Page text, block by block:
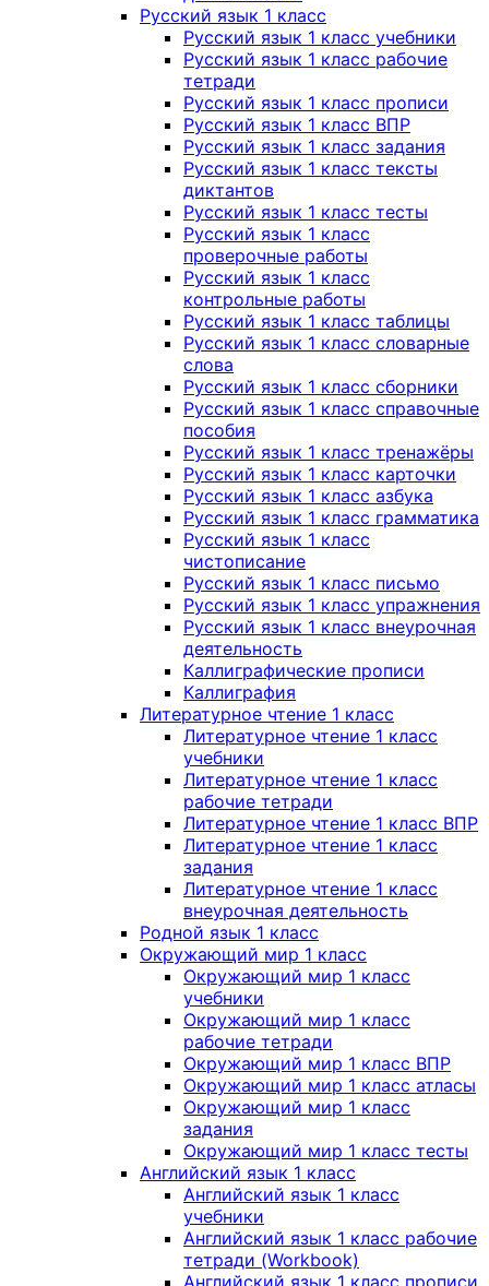
Русский язык 1 класс
Русский язык 1 класс учебники
Русский язык 1 класс рабочие
тетради
Русский язык 1 класс прописи
Русский язык 1 класс ВПР
Русский язык 1 класс задания
Русский язык 1 класс тексты
диктантов
Русский язык 1 класс тесты
Русский язык 1 класс
проверочные работы
Русский язык 1 класс
контрольные работы
Русский язык 1 класс таблицы
Русский язык 1 класс словарные
слова
Русский язык 1 класс сборники
Русский язык 1 класс справочные
пособия
Русский язык 1 класс тренажёры
Русский язык 1 класс карточки
Русский язык 1 класс азбука
Русский язык 1 класс грамматика
Русский язык 1 класс
чистописание
Русский язык 1 класс письмо
Русский язык 1 класс упражнения
Русский язык 1 класс внеурочная
деятельность
Каллиграфические прописи
Каллиграфия
Литературное чтение 1 класс
Литературное чтение 1 класс
учебники
Литературное чтение 1 класс
рабочие тетради
Литературное чтение 1 класс ВПР
Литературное чтение 1 класс
задания
Литературное чтение 1 класс
внеурочная деятельность
Родной язык 1 класс
Окружающий мир 1 класс
Окружающий мир 1 класс
учебники
Окружающий мир 1 класс
рабочие тетради
Окружающий мир 1 класс ВПР
Окружающий мир 1 класс атласы
Окружающий мир 1 класс
задания
Окружающий мир 1 класс тесты
Английский язык 1 класс
Английский язык 1 класс
учебники
Английский язык 1 класс рабочие
тетради (Workbook)
Английский язык 1 класс прописи